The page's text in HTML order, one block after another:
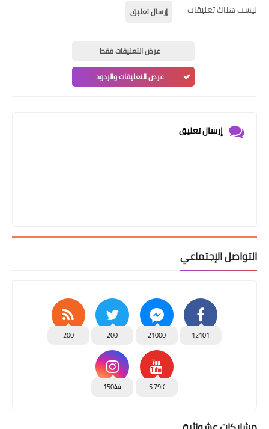
ليست هناك تعليقات إرسال تعليق
عرض التعليقات فقط
عرض التعليقات والردود
إرسال تعليق
التواصل الإجتماعي
12101
21000
200
200
5.79K
15044